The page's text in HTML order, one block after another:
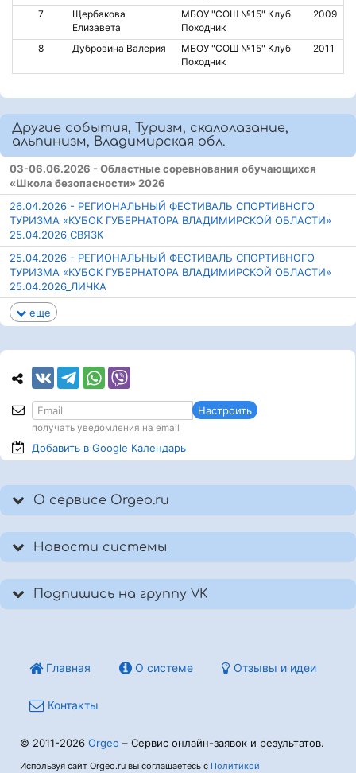
7
Щербакова
Елизавета
МБОУ "СОШ №15" Клуб
Походник
2009
8 Дубровина Валерия
МБОУ "СОШ №15" Клуб
Походник
2011
Другие события, Туризм, скалолазание,
альпинизм, Владимирская обл.
03-06.06.2026 - Областные соревнования обучающихся
«Школа безопасности» 2026
26.04.2026 - РЕГИОНАЛЬНЫЙ ФЕСТИВАЛЬ СПОРТИВНОГО
ТУРИЗМА «КУБОК ГУБЕРНАТОРА ВЛАДИМИРСКОЙ ОБЛАСТИ»
25.04.2026_СВЯЗК
25.04.2026 - РЕГИОНАЛЬНЫЙ ФЕСТИВАЛЬ СПОРТИВНОГО
ТУРИЗМА «КУБОК ГУБЕРНАТОРА ВЛАДИМИРСКОЙ ОБЛАСТИ»
25.04.2026_ЛИЧКА
еще
Настроить
получать уведомления на email
Добавить в Google Календарь
О сервисе Orgeo.ru
Новости системы
Подпишись на группу VK
Главная О системе Отзывы и идеи
Контакты
© 2011-2026 Orgeo – Сервис онлайн-заявок и результатов.
Используя сайт Orgeo.ru вы соглашаетесь с Политикой